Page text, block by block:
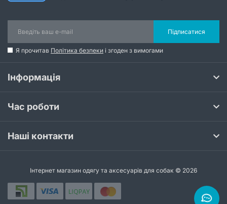
Підписатися
Я прочитав Політика безпеки і згоден з вимогами
Інформація
Час роботи
Наші контакти
Інтернет магазин одягу та аксесуарів для собак © 2026